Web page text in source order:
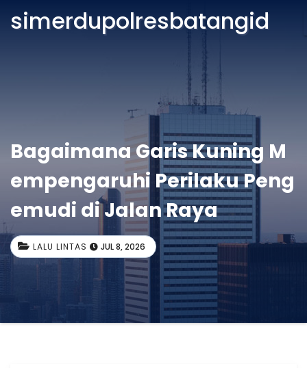
simerdupolresbatangid
Bagaimana Garis Kuning M
empengaruhi Perilaku Peng
emudi di Jalan Raya
LALU LINTAS JUL 8, 2026